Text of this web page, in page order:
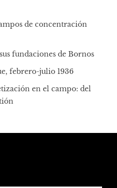
de concentración
fundaciones de Bornos
febrero-julio 1936
en el campo: del